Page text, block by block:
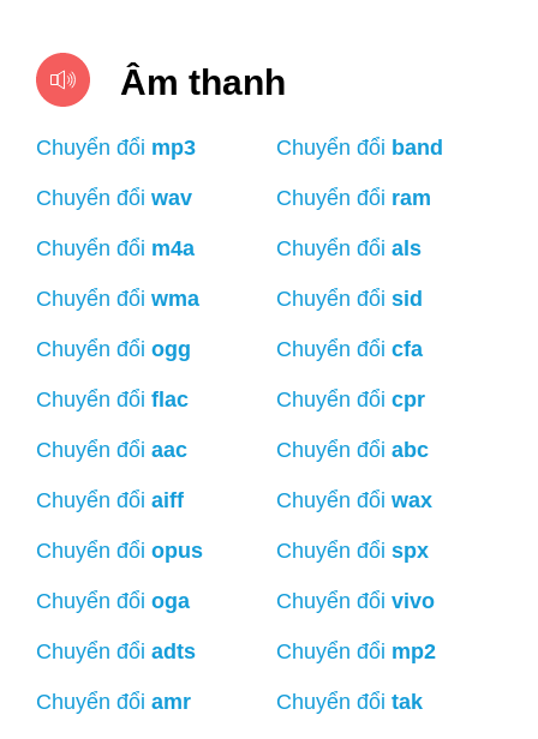
Âm thanh
Chuyển đổi mp3
Chuyển đổi wav
Chuyển đổi m4a
Chuyển đổi wma
Chuyển đổi ogg
Chuyển đổi flac
Chuyển đổi aac
Chuyển đổi aiff
Chuyển đổi opus
Chuyển đổi oga
Chuyển đổi adts
Chuyển đổi amr
Chuyển đổi band
Chuyển đổi ram
Chuyển đổi als
Chuyển đổi sid
Chuyển đổi cfa
Chuyển đổi cpr
Chuyển đổi abc
Chuyển đổi wax
Chuyển đổi spx
Chuyển đổi vivo
Chuyển đổi mp2
Chuyển đổi tak